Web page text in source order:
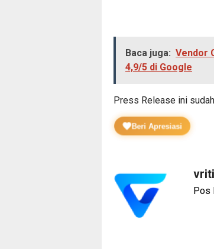
Baca juga: Vendor
4,9/5 di Google
Press Release ini
Beri Apresiasi
Pos